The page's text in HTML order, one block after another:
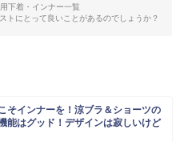
下着・インナー一覧
トにとって良いことがあるのでしょうか？
そインナーを！涼ブラ＆ショーツの
能はグッド！デザインは寂しいけど